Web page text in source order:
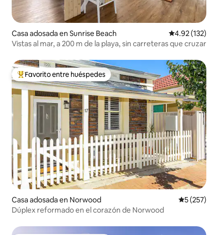
Casa adosada en Sunrise Beach Calificación
4.92 (132)
Vistas al mar, a 200 m de la playa, sin carreteras que cruzar
Favorito entre huéspedes preferido
Favorito entre huéspedes
Casa adosada en Norwood
5 (257)
Dúplex reformado en el corazón de Norwood